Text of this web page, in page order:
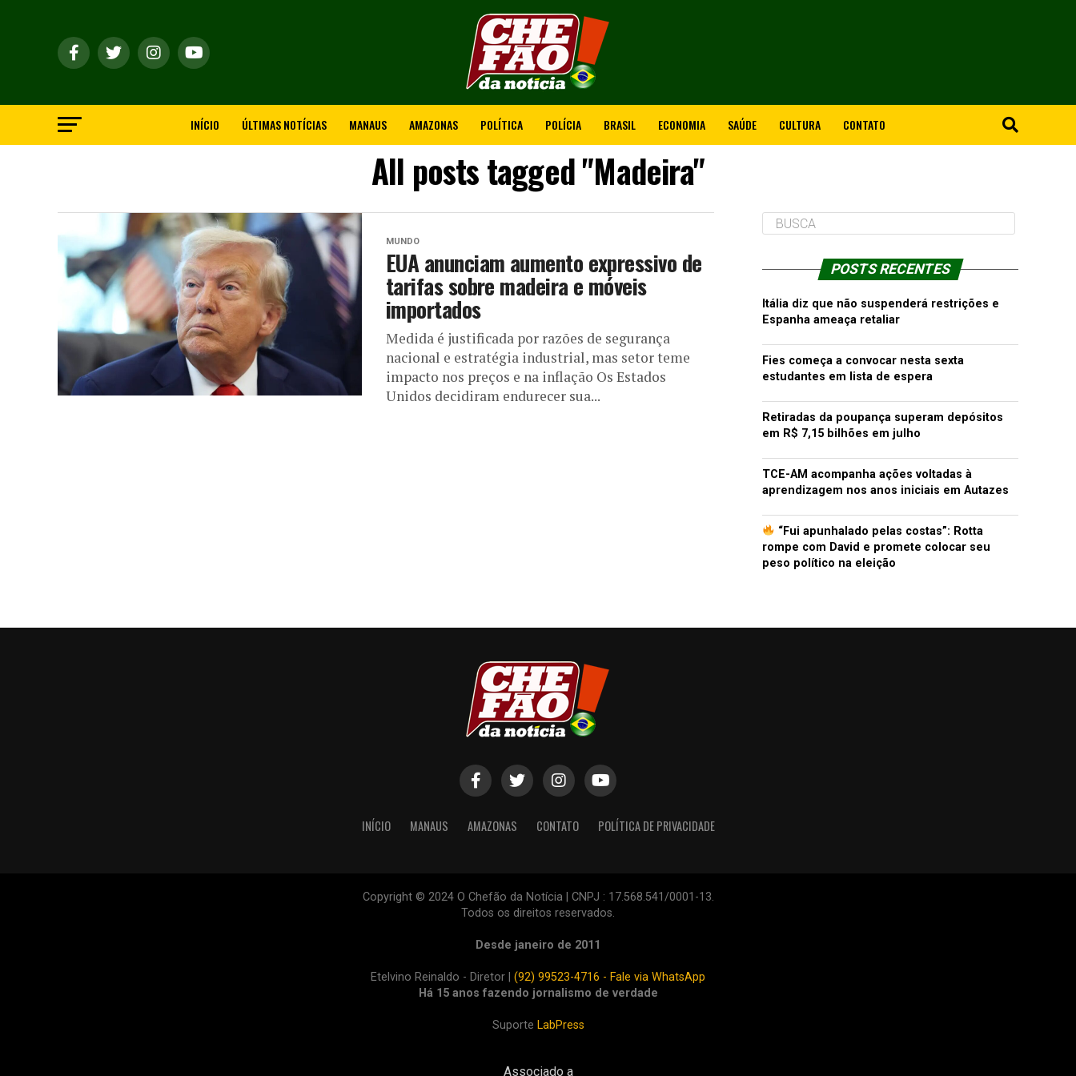
INÍCIO ÚLTIMAS NOTÍCIAS MANAUS AMAZONAS POLÍTICA POLÍCIA BRASIL ECONOMIA SAÚDE CULTURA CONTATO
All posts tagged "Madeira"
MUNDO
EUA anunciam aumento expressivo de
tarifas sobre madeira e móveis
importados
Medida é justificada por razões de segurança
nacional e estratégia industrial, mas setor teme
impacto nos preços e na inflação Os Estados
Unidos decidiram endurecer sua...
POSTS RECENTES
Itália diz que não suspenderá restrições e
Espanha ameaça retaliar
Fies começa a convocar nesta sexta
estudantes em lista de espera
Retiradas da poupança superam depósitos
em R$ 7,15 bilhões em julho
TCE-AM acompanha ações voltadas à
aprendizagem nos anos iniciais em Autazes
“Fui apunhalado pelas costas”: Rotta
rompe com David e promete colocar seu
peso político na eleição
INÍCIO MANAUS AMAZONAS CONTATO POLÍTICA DE PRIVACIDADE
Copyright © 2024 O Chefão da Notícia | CNPJ : 17.568.541/0001-13.
Todos os direitos reservados.
Desde janeiro de 2011
Etelvino Reinaldo - Diretor | (92) 99523-4716 - Fale via WhatsApp
Há 15 anos fazendo jornalismo de verdade
Suporte LabPress
Associado a